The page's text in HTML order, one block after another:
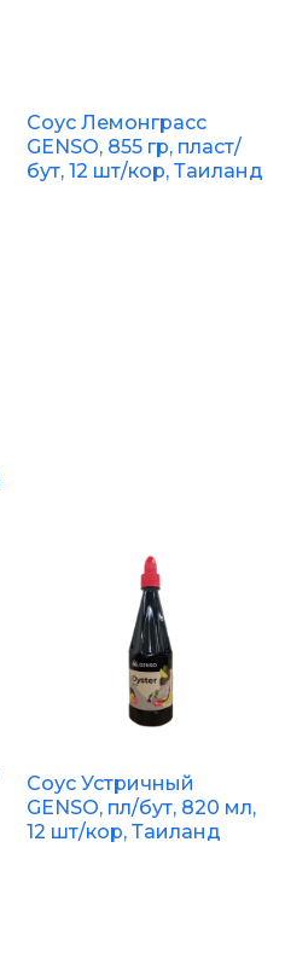
Соус Лемонграсс
GENSO, 855 гр, пласт/
бут, 12 шт/кор, Таиланд
Соус Устричный
GENSO, пл/бут, 820 мл,
12 шт/кор, Таиланд